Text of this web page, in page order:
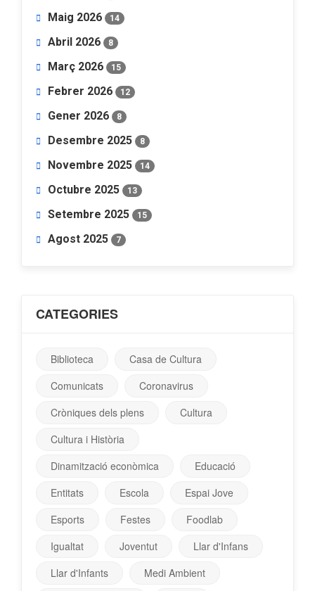
Maig 2026 14
Abril 2026 8
Març 2026 15
Febrer 2026 12
Gener 2026 8
Desembre 2025 8
Novembre 2025 14
Octubre 2025 13
Setembre 2025 15
Agost 2025 7
CATEGORIES
Biblioteca
Casa de Cultura
Comunicats
Coronavirus
Cròniques dels plens
Cultura
Cultura i Història
Dinamització econòmica
Educació
Entitats
Escola
Espai Jove
Esports
Festes
Foodlab
Igualtat
Joventut
Llar d'Infans
Llar d'Infants
Medi Ambient